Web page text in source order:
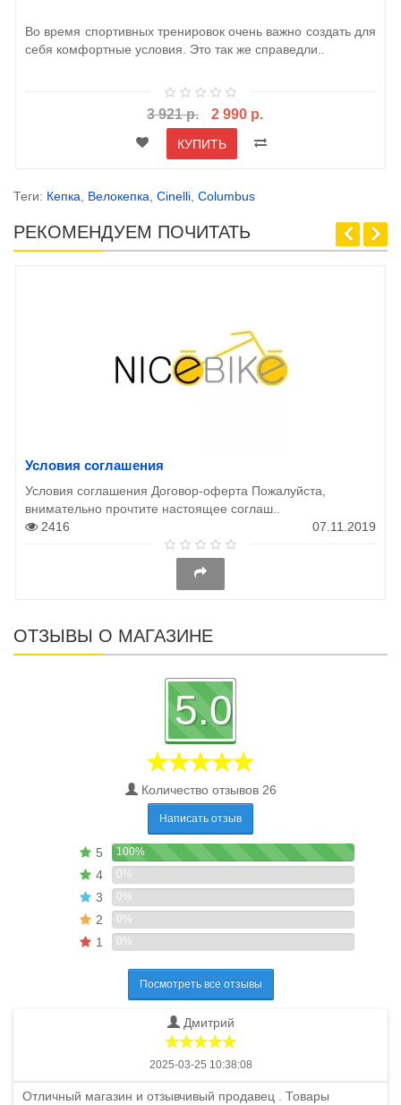
Во время спортивных тренировок очень важно создать для
себя комфортные условия. Это так же справедли..
3 921 р. 2 990 р.
КУПИТЬ
Теги: Кепка, Велокепка, Cinelli, Columbus
РЕКОМЕНДУЕМ ПОЧИТАТЬ
Условия соглашения
Условия соглашения Договор-оферта Пожалуйста,
внимательно прочтите настоящее соглаш..
2416
07.11.2019
ОТЗЫВЫ О МАГАЗИНЕ
5.0
Количество отзывов 26
Написать отзыв
5 100%
4 0%
3 0%
2 0%
1 0%
Посмотреть все отзывы
Дмитрий
2025-03-25 10:38:08
Отличный магазин и отзывчивый продавец . Товары